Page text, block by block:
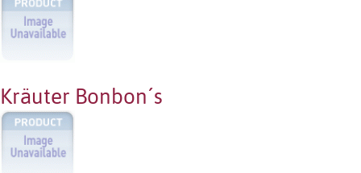
Kräuter Bonbon´s